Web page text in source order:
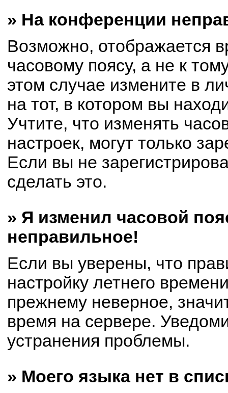
» На конференции
Возможно, отображается
часовому поясу, а не к
этом случае измените в
на тот, в котором вы
Учтите, что изменять
настроек, могут только
Если вы не
сделать это.
» Я изменил часовой
неправильное!
Если вы уверены, что
настройку летнего
прежнему неверное,
время на сервере.
устранения проблемы.
» Моего языка нет в